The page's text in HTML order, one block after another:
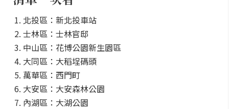
北投區：新北投車站
士林區：士林官邸
中山區：花博公園新生園區
大同區：大稻埕碼頭
萬華區：西門町
大安區：大安森林公園
內湖區：大湖公園